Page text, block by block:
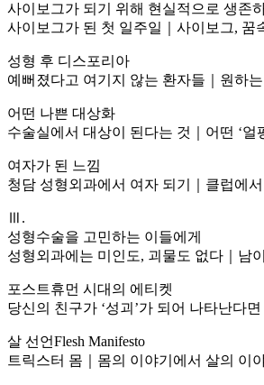
사이보그가 되기 위해 현실적으로 생존
사이보그가 된 첫 일주일｜사이보그, 꿈
성형 후 디스포리아
예뻐졌다고 여기지 않는 환자들｜원하
어떤 나쁜 대상화
수술실에서 대상이 된다는 것｜어떤 ‘
여자가 된 느낌
청담 성형외과에서 여자 되기｜클럽에
Ⅲ.
성형수술을 고민하는 이들에게
성형외과에는 미인도, 괴물도 없다｜남
포스트휴먼 시대의 에티켓
당신의 친구가 ‘성괴’가 되어 나타난다
살 선언Flesh Manifesto
트릭스터 몸｜몸의 이야기에서 살의 이